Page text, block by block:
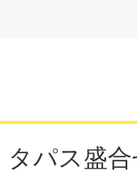
パス盛合